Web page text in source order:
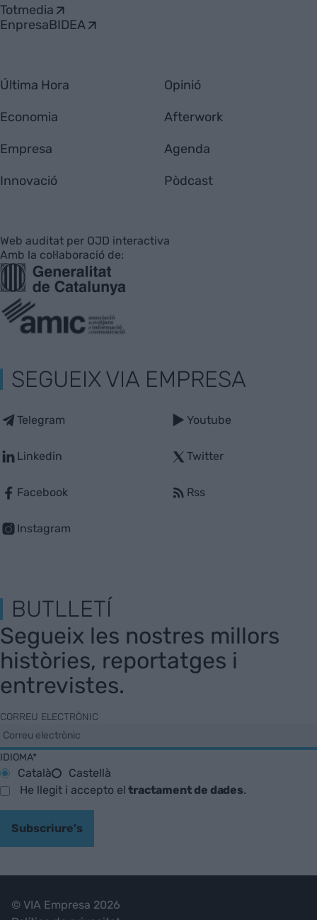
Totmedia
EnpresaBIDEA
Última Hora
Economia
Empresa
Innovació
Opinió
Afterwork
Agenda
Pòdcast
Web auditat per OJD interactiva
Amb la col·laboració de:
SEGUEIX VIA EMPRESA
Telegram
Linkedin
Facebook
Instagram
Youtube
Twitter
Rss
BUTLLETÍ
Segueix les nostres millors
històries, reportatges i
entrevistes.
CORREU ELECTRÒNIC
IDIOMA*
Català
Castellà
He llegit i accepto eltractament de dades.
Subscriure's
© VIA Empresa 2026